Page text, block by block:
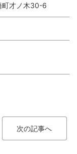
町才ノ木30-6
次の記事へ